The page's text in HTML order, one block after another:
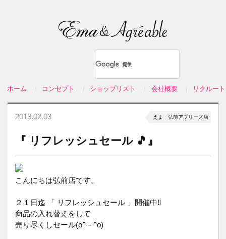
ホーム コンセプト ショップリスト 会社概要 リクルート
2019.02.03 えま 弘前アプリーズ店
『 リフレッシュセール 🎵』
こんにちは弘前店です。
２１日迄 「 リフレッシュセール 」開催中‼️
商品の入れ替えをして
売り尽くしセール(o^－^o)